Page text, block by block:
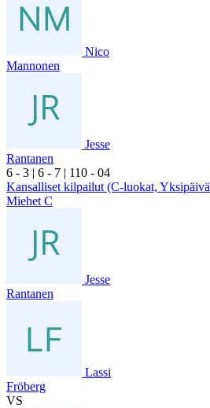
Nico
Mannonen
Jesse
Rantanen
6 - 3 | 6 - 7 | 110 - 04
Kansalliset kilpailut (C-luokat,
Miehet C
Jesse
Rantanen
Lassi
Fröberg
VS